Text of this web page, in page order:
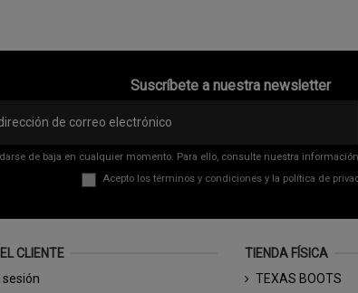
Suscríbete a nuestra newsletter
de baja en cualquier momento. Para ello, consulte nuestra
Acepto los términos y condicionesy la política de
CLIENTE
sesión
TIENDA FÍSICA
TEXAS BOOTS